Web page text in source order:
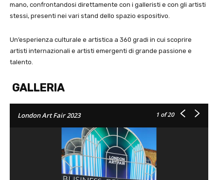
mano, confrontandosi direttamente con i galleristi e con gli artisti
stessi, presenti nei vari stand dello spazio espositivo.
Un’esperienza culturale e artistica a 360 gradi in cui scoprire
artisti internazionali e artisti emergenti di grande passione e
talento.
GALLERIA
London Art Fair 2023 1 of 20